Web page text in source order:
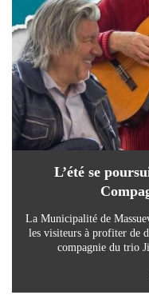
L’été se
La Municipalité de
les visiteurs à profiter de
compagnie du trio